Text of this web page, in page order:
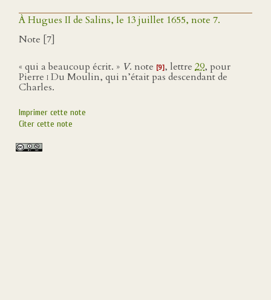
À Hugues II de Salins, le 13 juillet 1655, note 7.
Note [7]
« qui a beaucoup écrit. » V. note [9], lettre 29, pour
Pierre iDu Moulin, qui n’était pas descendant de
Charles.
Imprimer cette note
Citer cette note